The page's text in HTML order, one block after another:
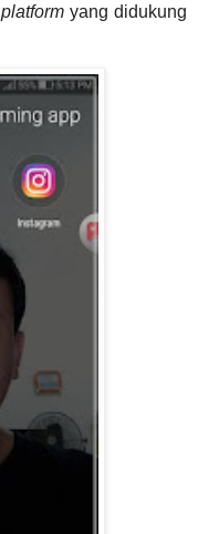
platform yang didukung